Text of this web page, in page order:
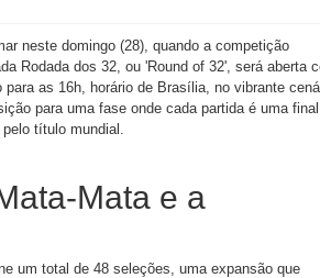
neste domingo (28), quando a competição
Rodada dos 32, ou 'Round of 32', será aberta
as 16h, horário de Brasília, no vibrante
para uma fase onde cada partida é uma
título mundial.
Mata e a
um total de 48 seleções, uma expansão que